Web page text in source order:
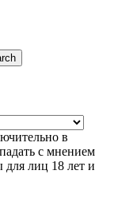
в
с мнением
для лиц 18 лет и